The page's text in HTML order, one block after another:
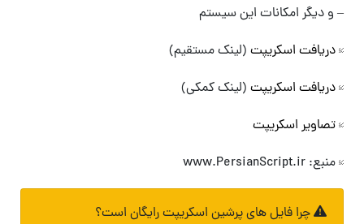
و دیگر امکانات این سیستم
دریافت اسکریپت(لینک مستقیم)
دریافت اسکریپت(لینک کمکی)
تصاویر اسکریپت
منبع: www.PersianScript.ir
چرا فایل های پرشین اسکریپت رایگان است؟